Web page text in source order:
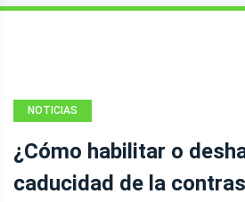
NOTICIAS
¿Cómo habilitar o
caducidad de la